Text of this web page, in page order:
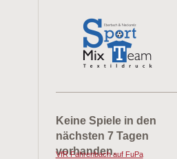
Keine Spiele in den
nächsten 7 Tagen
vorhanden.
VfR Fahrenbach auf FuPa